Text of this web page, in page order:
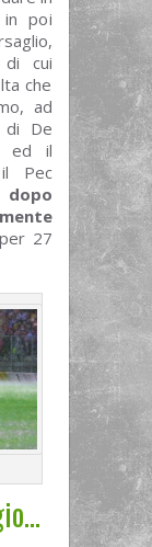
in poi
cui
che
ad
di De
ed il
Pec
dopo
27